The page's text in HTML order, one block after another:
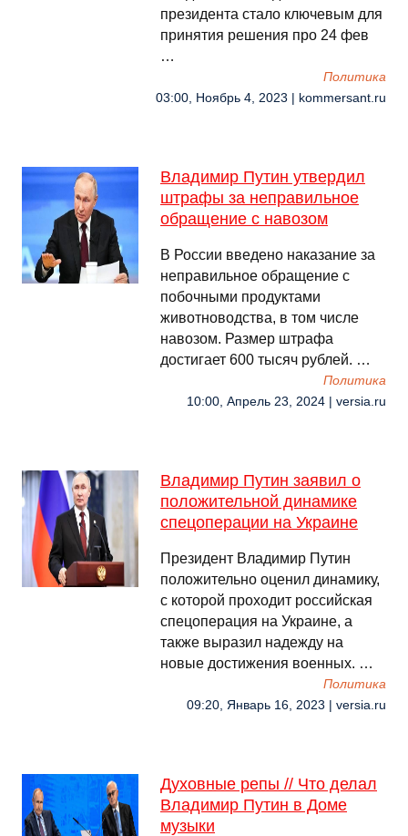
президента стало ключевым для
принятия решения про 24 фев
…
Политика
03:00, Ноябрь 4, 2023 | kommersant.ru
Владимир Путин утвердил
штрафы за неправильное
обращение с навозом
В России введено наказание за
неправильное обращение с
побочными продуктами
животноводства, в том числе
навозом. Размер штрафа
достигает 600 тысяч рублей. …
Политика
10:00, Апрель 23, 2024 | versia.ru
Владимир Путин заявил о
положительной динамике
спецоперации на Украине
Президент Владимир Путин
положительно оценил динамику,
с которой проходит российская
спецоперация на Украине, а
также выразил надежду на
новые достижения военных. …
Политика
09:20, Январь 16, 2023 | versia.ru
Духовные репы // Что делал
Владимир Путин в Доме
музыки